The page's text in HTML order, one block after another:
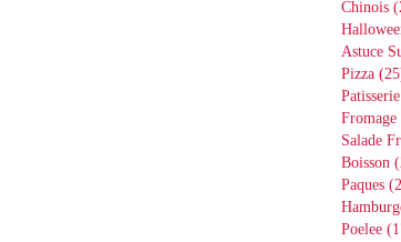
Chinois
Astuce
Pizza
Patisserie
Fromage
Salade
Boisson
Paques
Poelee